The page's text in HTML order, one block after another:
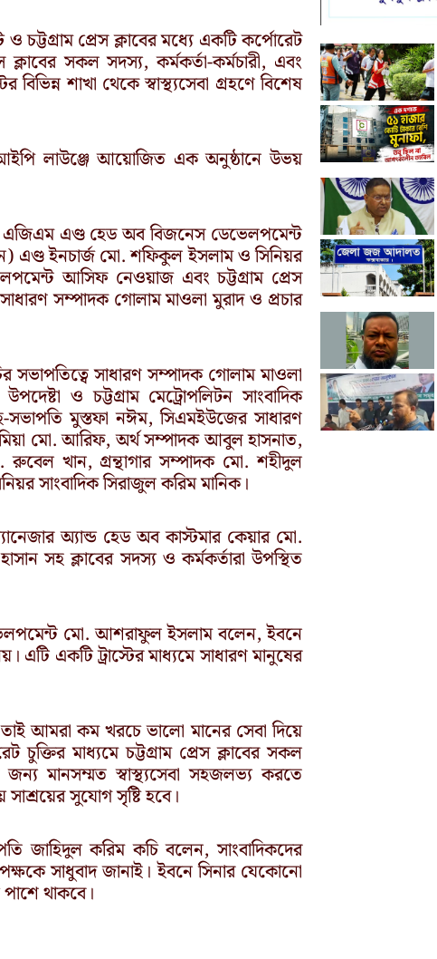
ও চট্টগ্রাম প্রেস ক্লাবের মধ্যে একটি কর্পোরেট
ক্লাবের সকল সদস্য, কর্মকর্তা-কর্মচারী, এবং
শাখা থেকে স্বাস্থ্যসেবা গ্রহণে বিশেষ
লাউঞ্জে আয়োজিত এক অনুষ্ঠানে উভয়
এজিএম এণ্ড হেড অব বিজনেস ডেভেলপমেন্ট
এণ্ড ইনচার্জ মো. শফিকুল ইসলাম ও সিনিয়র
আসিফ নেওয়াজ এবং চট্টগ্রাম প্রেস
সম্পাদক গোলাম মাওলা মুরাদ ও প্রচার
সভাপতিত্বে সাধারণ সম্পাদক গোলাম মাওলা
ও চট্টগ্রাম মেট্রোপলিটন সাংবাদিক
মুস্তফা নঈম, সিএমইউজের সাধারণ
মো. আরিফ, অর্থ সম্পাদক আবুল হাসনাত,
রুবেল খান, গ্রন্থাগার সম্পাদক মো. শহীদুল
সাংবাদিক সিরাজুল করিম মানিক।
অ্যান্ড হেড অব কাস্টমার কেয়ার মো.
সহ ক্লাবের সদস্য ও কর্মকর্তারা উপস্থিত
মো. আশরাফুল ইসলাম বলেন, ইবনে
এটি একটি ট্রাস্টের মাধ্যমে সাধারণ মানুষের
আমরা কম খরচে ভালো মানের সেবা দিয়ে
চুক্তির মাধ্যমে চট্টগ্রাম প্রেস ক্লাবের সকল
জন্য মানসম্মত স্বাস্থ্যসেবা সহজলভ্য করতে
সাশ্রয়ের সুযোগ সৃষ্টি হবে।
জাহিদুল করিম কচি বলেন, সাংবাদিকদের
সাধুবাদ জানাই। ইবনে সিনার যেকোনো
থাকবে।